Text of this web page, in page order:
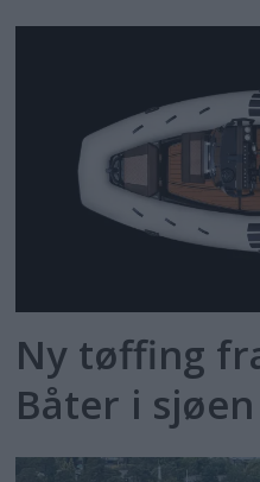
Ny tøffing
Båter i sjøen